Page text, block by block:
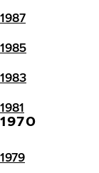
1987
1985
1983
1981
1970
1979